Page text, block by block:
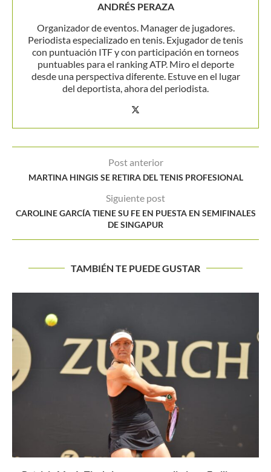
ANDRÉS PERAZA
Organizador de eventos. Manager de jugadores.
Periodista especializado en tenis. Exjugador de tenis
con puntuación ITF y con participación en torneos
puntuables para el ranking ATP. Miro el deporte
desde una perspectiva diferente. Estuve en el lugar
del deportista, ahora del periodista.
Post anterior
MARTINA HINGIS SE RETIRA DEL TENIS PROFESIONAL
Siguiente post
CAROLINE GARCÍA TIENE SU FE EN PUESTA EN SEMIFINALES
DE SINGAPUR
TAMBIÉN TE PUEDE GUSTAR